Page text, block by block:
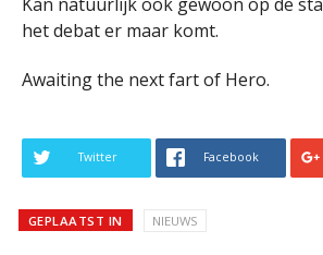
het debat er maar komt.
Awaiting the next fart of Hero.
Twitter Facebook
GEPLAATST IN NIEUWS